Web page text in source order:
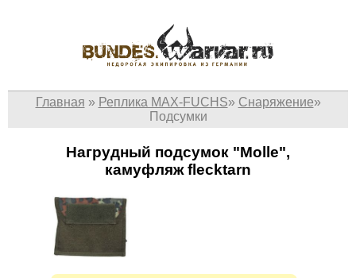
Главная » Реплика MAX-FUCHS» Снаряжение»
Подсумки
Нагрудный подсумок "Molle",
камуфляж flecktarn